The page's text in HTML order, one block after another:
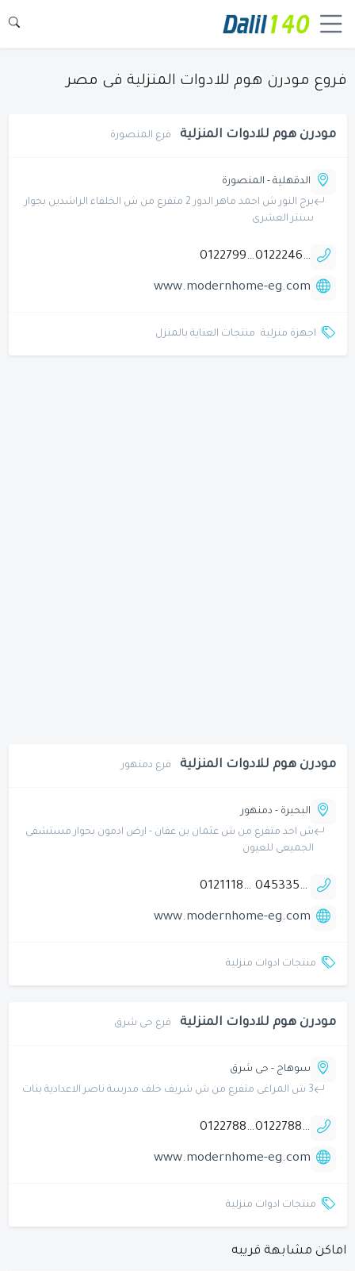
فروع مودرن هوم للادوات المنزلية فى مصر
مودرن هوم للادوات المنزلية فرع المنصورة
الدقهلية - المنصورة
برج النور ش احمد ماهر الدور 2 متفرع من ش الخلفاء الراشدين بجوار
سنتر العشرى
01222466690
01227997474
www.modernhome-eg.com
اجهزة منزلية منتجات العناية بالمنزل
مودرن هوم للادوات المنزلية فرع دمنهور
البحيرة - دمنهور
ش احد متفرع من ش عثمان بن عفان - ارض ادمون بحوار مستشفى
الجميعى للعيون
0453355345
01211183621
www.modernhome-eg.com
منتجات ادوات منزلية
مودرن هوم للادوات المنزلية فرع حى شرق
سوهاج - حى شرق
3 ش المراغى متفرع من ش شريف خلف مدرسة ناصر الاعدادية بنات
01227886652
01227883663
www.modernhome-eg.com
منتجات ادوات منزلية
اماكن مشابهة قريبه